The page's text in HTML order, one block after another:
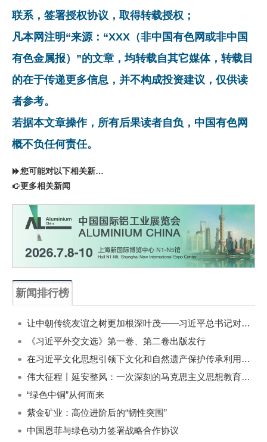
联系，签署授权协议，取得转载授权；
凡本网注明“来源：“XXX（非中国有色网或非中国
有色金属报）”的文章，均转载自其它媒体，转载目
的在于传递更多信息，并不构成投资建议，仅供读
者参考。
若据本文章操作，所有后果读者自负，中国有色网
概不负任何责任。
您可能对以下相关新闻同样感兴趣
更多相关新闻
新闻排行榜
让中朝传统友谊之树更加根深叶茂——习近平总书记对朝鲜进行国事访问纪实
《习近平外交文选》第一卷、第二卷出版发行
在习近平文化思想引领下文化和自然遗产保护传承利用工作开创新局面
伟大征程丨延安整风：一次深刻的马克思主义思想教育运动
“绿色中铜”从何而来
紫金矿业：高位进阶后的“韧性突围”
中国恩菲与绿色动力签署战略合作协议